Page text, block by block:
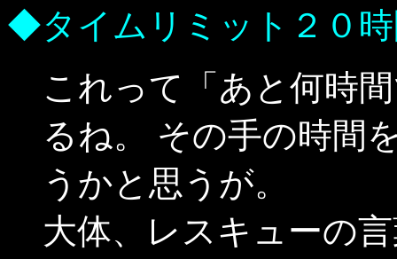
◆タイムリミット２０
これって「あと何時
るね。 その手の時間
うかと思うが。
大体、レスキューの